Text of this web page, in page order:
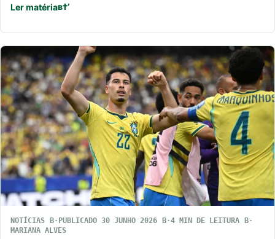
Ler matéria
NOTÍCIAS PUBLICADO 30 JUNHO 2026
4 MIN DE LEITURA
MARIANA ALVES